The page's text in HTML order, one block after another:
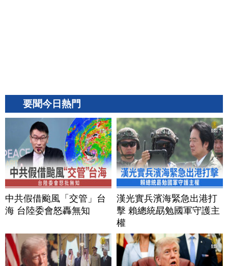
要聞今日熱門
中共假借颱風「交管」台
海 台陸委會怒轟無知
漢光實兵濱海緊急出港打
擊 賴總統勗勉國軍守護主
權